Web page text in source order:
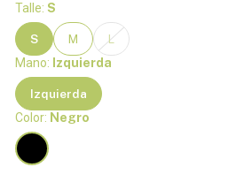
Talle: S
S M
L
Mano: Izquierda
Izquierda
Color: Negro